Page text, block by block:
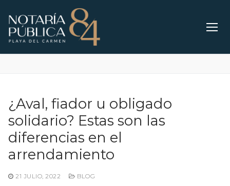
contenido
¿Aval, fiador u obligado
solidario? Estas son las
diferencias en el
arrendamiento
21 JULIO, 2022 BLOG